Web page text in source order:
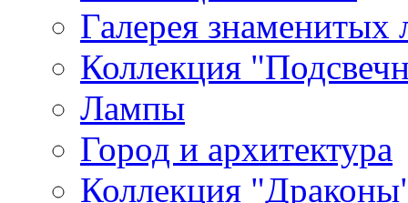
Галерея знаменитых
Коллекция
Лампы
Город и архитектура
Коллекция